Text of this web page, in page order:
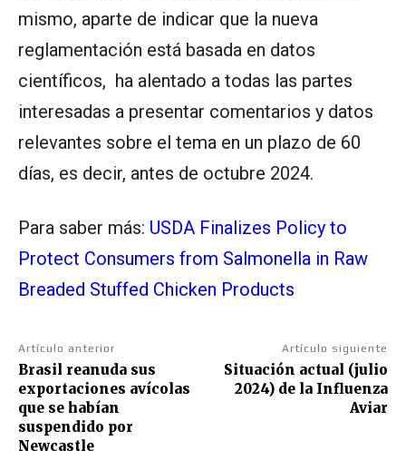
mismo, aparte de indicar que la nueva
reglamentación está basada en datos
científicos, ha alentado a todas las partes
interesadas a presentar comentarios y datos
relevantes sobre el tema en un plazo de 60
días, es decir, antes de octubre 2024.
Para saber más: USDA Finalizes Policy to
Protect Consumers from Salmonella in Raw
Breaded Stuffed Chicken Products
Artículo anterior
Brasil reanuda sus
exportaciones avícolas
que se habían
suspendido por
Newcastle
Artículo siguiente
Situación actual (julio
2024) de la Influenza
Aviar